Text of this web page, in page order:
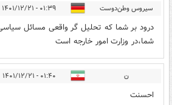
سیروس وطن‌دوست ۰۱:۳۹ - ۱۴۰۱/۱۲/۲۱
درود بر شما که تحلیل گر واقعی مسائل
شما،در وزارت امور خارجه است‌
ن ۰۱:۴۰ - ۱۴۰۱/۱۲/۲۱
احسنت